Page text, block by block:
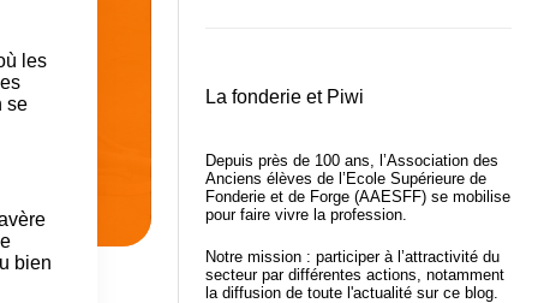
les
se
bien
La fonderie et Piwi
Depuis près de 100 ans, l’Association des
Anciens élèves de l’Ecole Supérieure de
Fonderie et de Forge (AAESFF) se mobilise
pour faire vivre la profession.
Notre mission : participer à l’attractivité du
secteur par différentes actions, notamment
la diffusion de toute l'actualité sur ce blog.